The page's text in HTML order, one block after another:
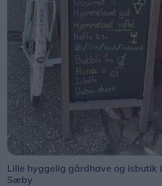
Lille hyggelig gårdhave og isbutik i
Sæby